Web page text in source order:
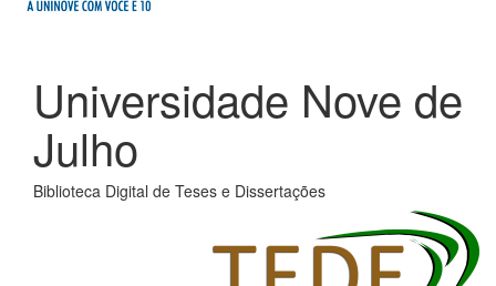
Universidade Nove de
Julho
Biblioteca Digital de Teses e Dissertações